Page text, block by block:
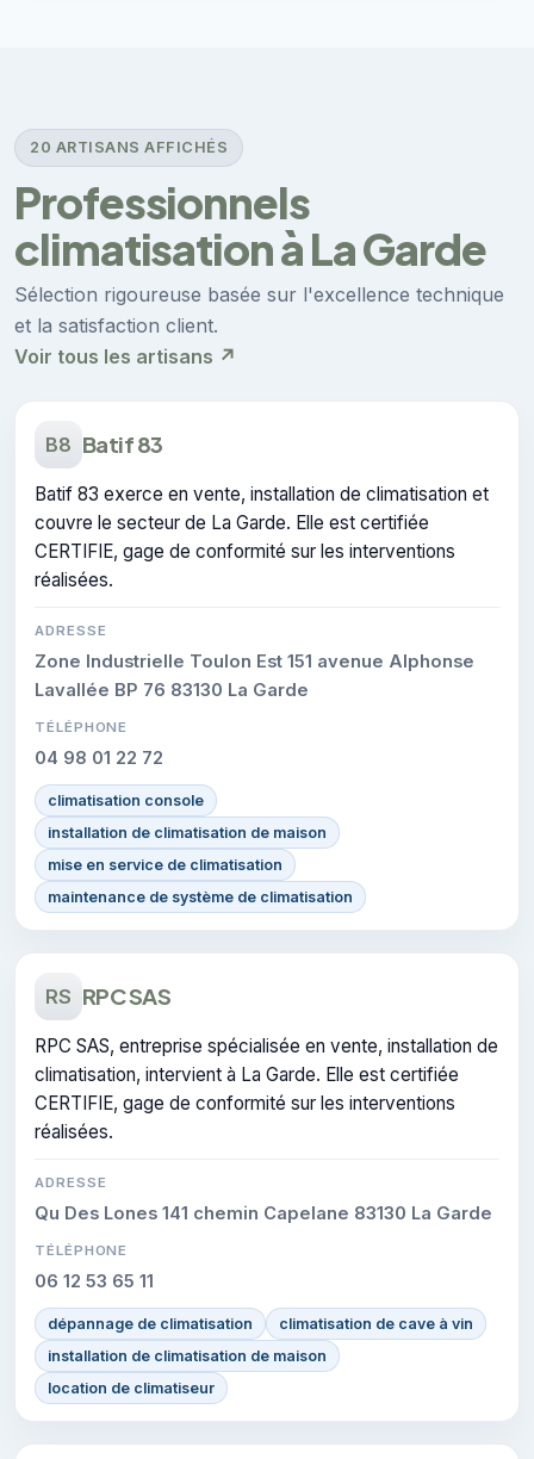
20 ARTISANS AFFICHÉS
Professionnels
climatisation à La Garde
Sélection rigoureuse basée sur l'excellence technique
et la satisfaction client.
Voir tous les artisans ↗
B8 Batif 83
Batif 83 exerce en vente, installation de climatisation et
couvre le secteur de La Garde. Elle est certifiée
CERTIFIE, gage de conformité sur les interventions
réalisées.
ADRESSE
Zone Industrielle Toulon Est 151 avenue Alphonse
Lavallée BP 76 83130 La Garde
TÉLÉPHONE
04 98 01 22 72
climatisation console
installation de climatisation de maison
mise en service de climatisation
maintenance de système de climatisation
RS RPC SAS
RPC SAS, entreprise spécialisée en vente, installation de
climatisation, intervient à La Garde. Elle est certifiée
CERTIFIE, gage de conformité sur les interventions
réalisées.
ADRESSE
Qu Des Lones 141 chemin Capelane 83130 La Garde
TÉLÉPHONE
06 12 53 65 11
dépannage de climatisation
climatisation de cave à vin
installation de climatisation de maison
location de climatiseur